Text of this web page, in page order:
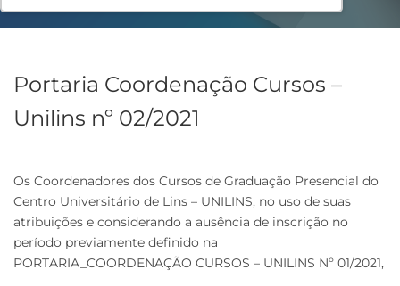
Portaria Coordenação Cursos –
Unilins nº 02/2021
Os Coordenadores dos Cursos de Graduação Presencial do
Centro Universitário de Lins – UNILINS, no uso de suas
atribuições e considerando a ausência de inscrição no
período previamente definido na
PORTARIA_COORDENAÇÃO CURSOS – UNILINS Nº 01/2021,